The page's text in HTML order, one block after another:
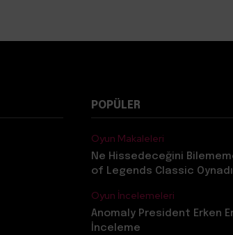
POPÜLER
Oyun Makaleleri
Ne Hissedeceğini
of Legends Classic
Oyun İncelemeleri
Anomaly President Erken
İnceleme